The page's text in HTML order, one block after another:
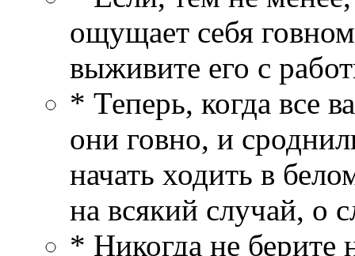
ощущает себя
выживите его с
* Теперь, когда все
они говно, и
начать ходить в
на всякий случай, о
* Никогда не берите